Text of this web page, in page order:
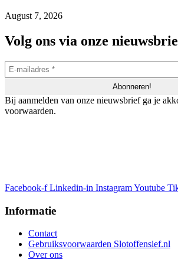
August 7, 2026
Volg ons via onze
Bij aanmelden van onze nieuwsbrief ga je
voorwaarden.
Facebook-f Linkedin-in InstagramYoutube
Informatie
Contact
Gebruiksvoorwaarden Slotoffensief.nl
Over ons